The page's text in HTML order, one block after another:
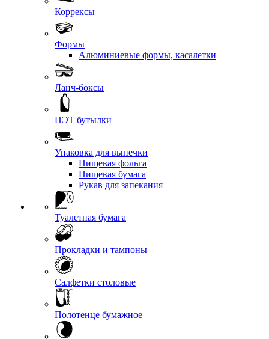
Коррексы
Формы
Алюминиевые формы, касалетки
Ланч-боксы
ПЭТ бутылки
Упаковка для выпечки
Пищевая фольга
Пищевая бумага
Рукав для запекания
Туалетная бумага
Прокладки и тампоны
Салфетки столовые
Полотенце бумажное